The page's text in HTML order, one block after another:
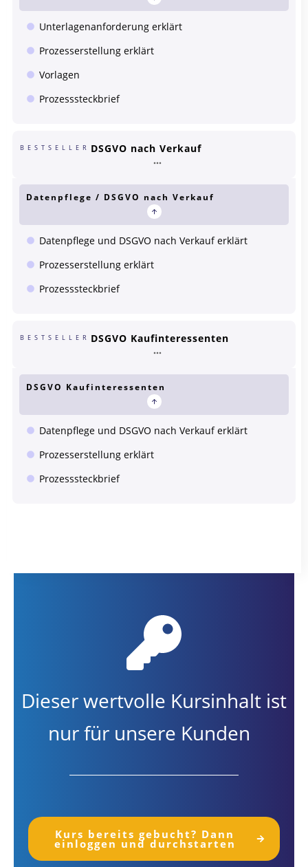
Dieser wertvolle Kursinhalt ist
nur für unsere Kunden
Kurs bereits gebucht? Dann
einloggen und durchstarten
Unterlagenanforderung erklärt
Prozesserstellung erklärt
Vorlagen
Prozesssteckbrief
BESTSELLER DSGVO nach Verkauf
Datenpflege / DSGVO nach Verkauf
Datenpflege und DSGVO nach Verkauf erklärt
Prozesserstellung erklärt
Prozesssteckbrief
BESTSELLER DSGVO Kaufinteressenten
DSGVO Kaufinteressenten
Datenpflege und DSGVO nach Verkauf erklärt
Prozesserstellung erklärt
Prozesssteckbrief